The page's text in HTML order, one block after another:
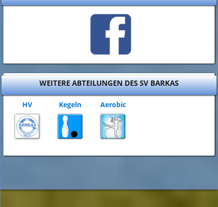
WEITERE ABTEILUNGEN DES SV BARKAS
HV Kegeln Aerobic